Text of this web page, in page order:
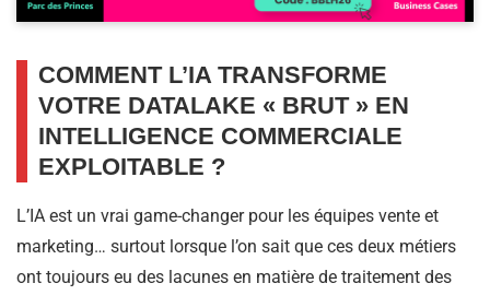
COMMENT L’IA TRANSFORME
VOTRE DATALAKE « BRUT » EN
INTELLIGENCE COMMERCIALE
EXPLOITABLE ?
L’IA est un vrai game-changer pour les équipes vente et
marketing… surtout lorsque l’on sait que ces deux métiers
ont toujours eu des lacunes en matière de traitement des